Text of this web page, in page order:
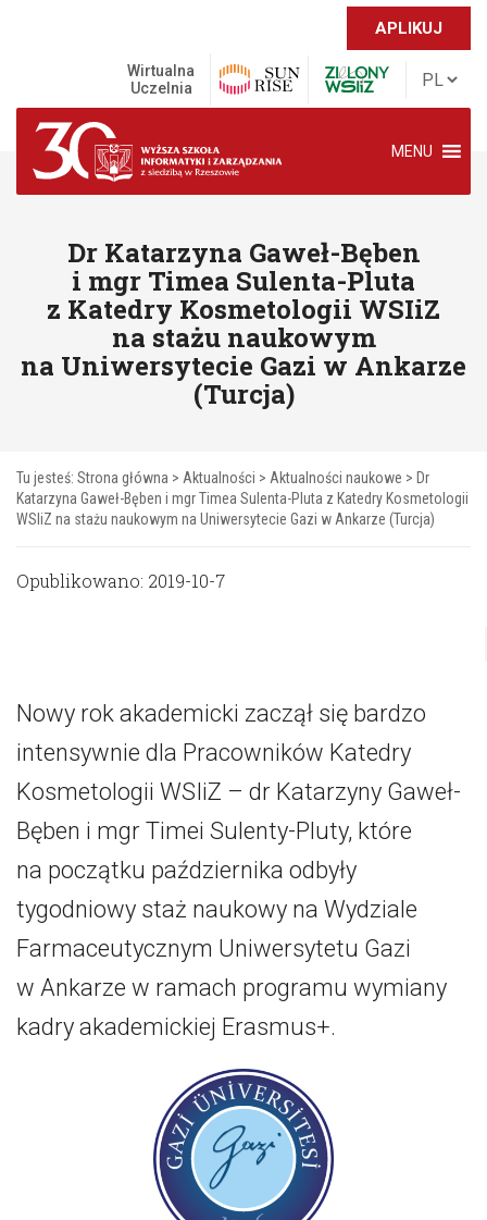
APLIKUJ
Wirtualna
Uczelnia
MENU
Dr Katarzyna Gaweł-Bęben
i mgr Timea Sulenta-Pluta
z Katedry Kosmetologii WSIiZ
na stażu naukowym
na Uniwersytecie Gazi w Ankarze
(Turcja)
Tu jesteś: Strona główna > Aktualności > Aktualności naukowe > Dr
Katarzyna Gaweł-Bęben i mgr Timea Sulenta-Pluta z Katedry Kosmetologii
WSIiZ na stażu naukowym na Uniwersytecie Gazi w Ankarze (Turcja)
Opublikowano: 2019-10-7
Nowy rok akademicki zaczął się bardzo
intensywnie dla Pracowników Katedry
Kosmetologii WSIiZ – dr Katarzyny Gaweł-
Bęben i mgr Timei Sulenty-Pluty, które
na początku października odbyły
tygodniowy staż naukowy na Wydziale
Farmaceutycznym Uniwersytetu Gazi
w Ankarze w ramach programu wymiany
kadry akademickiej Erasmus+.